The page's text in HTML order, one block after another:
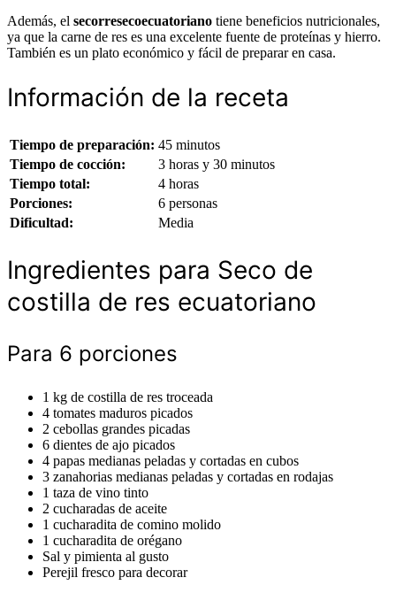
Además, el secorresecoecuatoriano tiene beneficios nutricionales,
ya que la carne de res es una excelente fuente de proteínas y hierro.
También es un plato económico y fácil de preparar en casa.
Información de la receta
Tiempo de preparación: 45 minutos
Tiempo de cocción:
3 horas y 30 minutos
Tiempo total:
4 horas
Porciones:
6 personas
Dificultad:
Media
Ingredientes para Seco de
costilla de res ecuatoriano
Para 6 porciones
1 kg de costilla de res troceada
4 tomates maduros picados
2 cebollas grandes picadas
6 dientes de ajo picados
4 papas medianas peladas y cortadas en cubos
3 zanahorias medianas peladas y cortadas en rodajas
1 taza de vino tinto
2 cucharadas de aceite
1 cucharadita de comino molido
1 cucharadita de orégano
Sal y pimienta al gusto
Perejil fresco para decorar